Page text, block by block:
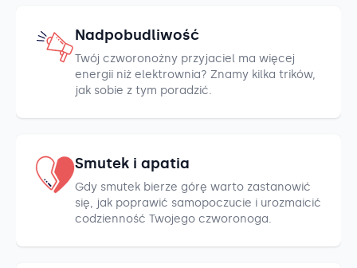
Nadpobudliwość
Twój czworonożny przyjaciel ma więcej
energii niż elektrownia? Znamy kilka trików,
jak sobie z tym poradzić.
Smutek i apatia
Gdy smutek bierze górę warto zastanowić
się, jak poprawić samopoczucie i urozmaicić
codzienność Twojego czworonoga.